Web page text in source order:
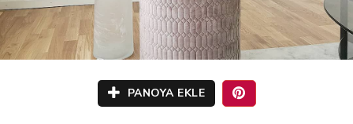
PANOYA EKLE